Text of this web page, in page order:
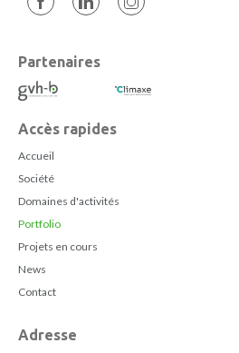
Partenaires
Accès rapides
Accueil
Société
Domaines d'activités
Portfolio
Projets en cours
News
Contact
Adresse